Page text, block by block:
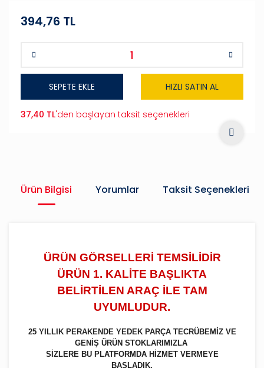
394,76 TL
SEPETE EKLE HIZLI SATIN AL
37,40 TL'den başlayan taksit seçenekleri
Ürün Bilgisi Yorumlar Taksit Seçenekleri
ÜRÜN GÖRSELLERİ TEMSİLİDİR
ÜRÜN 1. KALİTE BAŞLIKTA
BELİRTİLEN ARAÇ İLE TAM
UYUMLUDUR.
25 YILLIK PERAKENDE YEDEK PARÇA TECRÜBEMİZ VE
GENİŞ ÜRÜN STOKLARIMIZLA
SİZLERE BU PLATFORMDA HİZMET VERMEYE
BAŞLADIK.